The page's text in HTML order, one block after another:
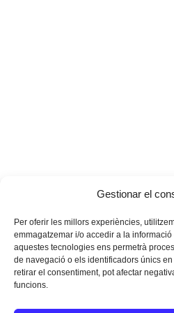
Gestionar el
Per oferir les millors experiències,
emmagatzemar i/o accedir a la
aquestes tecnologies ens permetrà
de navegació o els identificadors únics
retirar el consentiment, pot afectar
funcions.